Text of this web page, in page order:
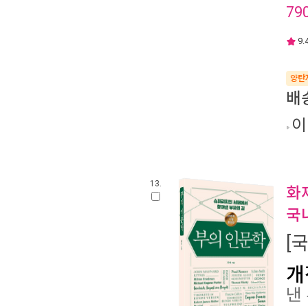
양탄
배
13.
화
국
[
낸